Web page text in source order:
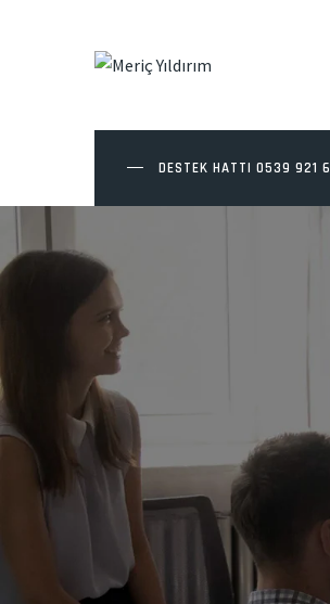
DESTEK HATTI 0539 921